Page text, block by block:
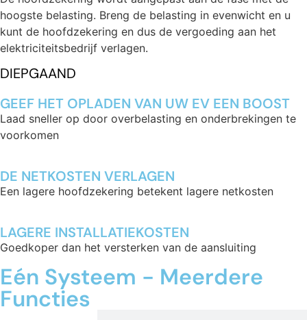
hoogste belasting. Breng de belasting in evenwicht en u
kunt de hoofdzekering en dus de vergoeding aan het
elektriciteitsbedrijf verlagen.
DIEPGAAND
GEEF HET OPLADEN VAN UW EV EEN BOOST
Laad sneller op door overbelasting en onderbrekingen te
voorkomen
DE NETKOSTEN VERLAGEN
Een lagere hoofdzekering betekent lagere netkosten
LAGERE INSTALLATIEKOSTEN
Goedkoper dan het versterken van de aansluiting
Eén Systeem - Meerdere
Functies